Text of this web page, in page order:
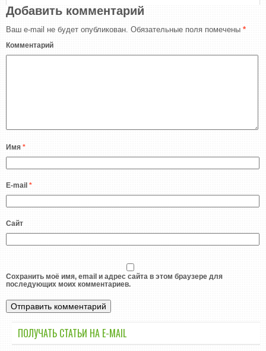
Добавить комментарий
Ваш e-mail не будет опубликован. Обязательные поля помечены *
Комментарий
Имя *
E-mail *
Сайт
Сохранить моё имя, email и адрес сайта в этом браузере для
последующих моих комментариев.
ПОЛУЧАТЬ СТАТЬИ НА E-MАIL